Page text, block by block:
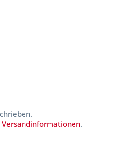
Versandinformationen.